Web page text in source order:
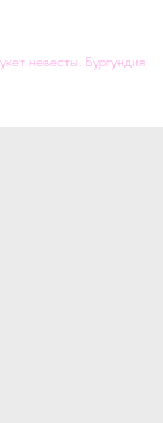
невесты. Бургундия